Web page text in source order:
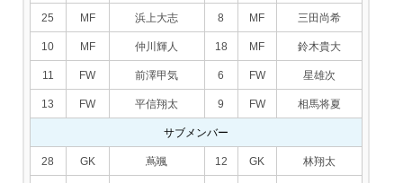
25 MF 浜上大志 8 MF 三田尚希
10 MF 仲川輝人 18 MF 鈴木貴大
11 FW 前澤甲気 6 FW 星雄次
13 FW 平信翔太 9 FW 相馬将夏
サブメンバー
28 GK 蔦颯 12 GK 林翔太